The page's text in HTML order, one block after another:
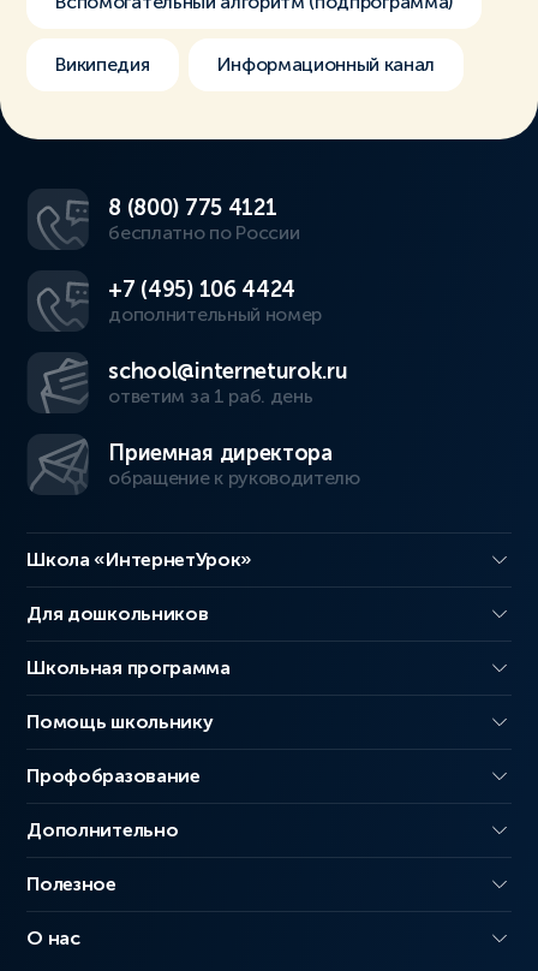
Википедия Информационный канал
8 (800) 775 4121
бесплатно по России
+7 (495) 106 4424
дополнительный номер
school@interneturok.ru
ответим за 1 раб. день
Приемная директора
обращение к руководителю
Школа «ИнтернетУрок»
Для дошкольников
Школьная программа
Помощь школьнику
Профобразование
Дополнительно
Полезное
О нас